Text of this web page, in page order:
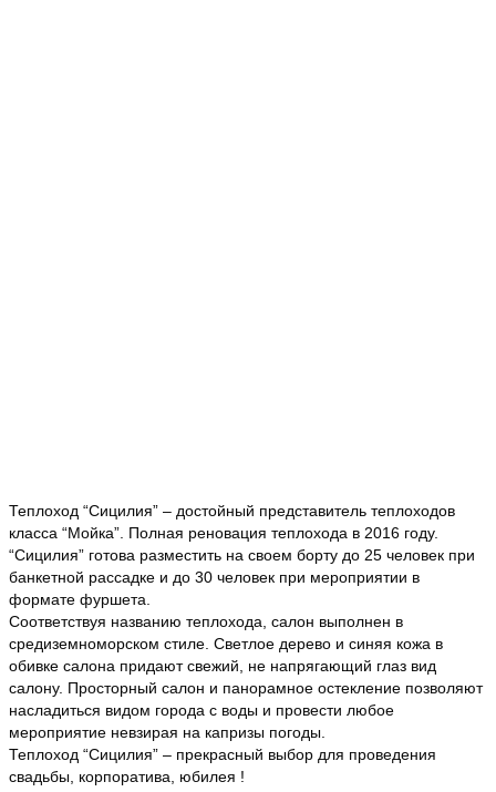
Теплоход “Сицилия” – достойный представитель теплоходов
класса “Мойка”. Полная реновация теплохода в 2016 году.
“Сицилия” готова разместить на своем борту до 25 человек при
банкетной рассадке и до 30 человек при мероприятии в
формате фуршета.
Соответствуя названию теплохода, салон выполнен в
средиземноморском стиле. Светлое дерево и синяя кожа в
обивке салона придают свежий, не напрягающий глаз вид
салону. Просторный салон и панорамное остекление позволяют
насладиться видом города с воды и провести любое
мероприятие невзирая на капризы погоды.
Теплоход “Сицилия” – прекрасный выбор для проведения
свадьбы, корпоратива, юбилея !